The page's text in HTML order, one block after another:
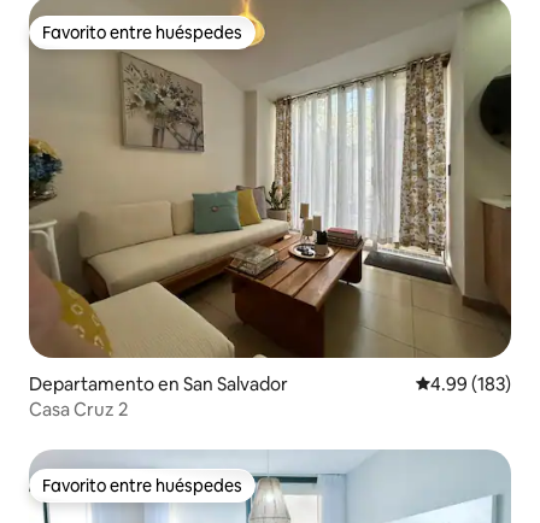
Favorito entre huéspedes
Favorito entre huéspedes
Departamento en San Salvador Calificación
4.99 (183)
Casa Cruz 2
Favorito entre huéspedes
Favorito entre huéspedes